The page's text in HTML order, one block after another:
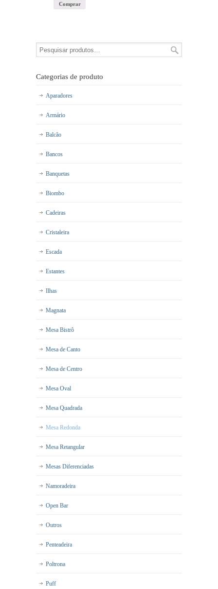
Comprar
Categorias de produto
Aparadores
Armário
Balcão
Bancos
Banquetas
Biombo
Cadeiras
Cristaleira
Escada
Estantes
Ilhas
Magnata
Mesa Bistrô
Mesa de Canto
Mesa de Centro
Mesa Oval
Mesa Quadrada
Mesa Redonda
Mesa Retangular
Mesas Diferenciadas
Namoradeira
Open Bar
Outros
Penteadeira
Poltrona
Puff